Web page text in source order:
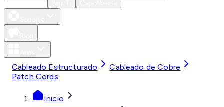
Cableado Estructurado
Cableado de Cobre
Patch Cords
Inicio